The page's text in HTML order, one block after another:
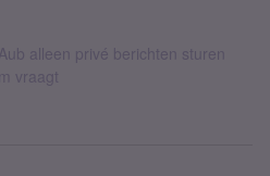
alleen privé berichten sturen
vraagt